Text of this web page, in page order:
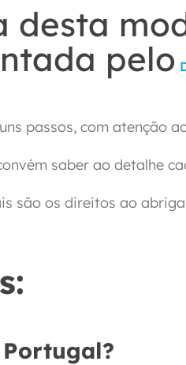
desta
pelo
passos, com atenção
saber ao detalhe
são os direitos ao